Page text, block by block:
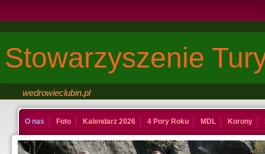
O nas Foto Kalendarz 2026 4 Pory Roku MDL Korony
Kontakt Księga Dinuś Last Minute Galeria
Stowarzyszenie
wedrowieclubin.pl